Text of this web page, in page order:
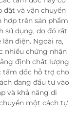
đặt và vận chuyển
trên sản phẩm
sử dụng, do đó rất
điện. Ngoài ra,
nhiều chứng nhận
định chất lượng
tấm dốc hỗ trợ cho
đang đầu tư vào
và khả năng di
một cách tự